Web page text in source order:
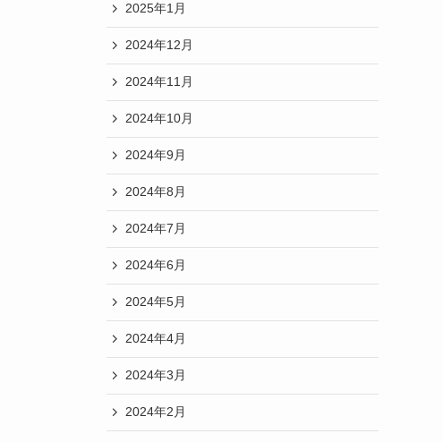
2025年1月
2024年12月
2024年11月
2024年10月
2024年9月
2024年8月
2024年7月
2024年6月
2024年5月
2024年4月
2024年3月
2024年2月